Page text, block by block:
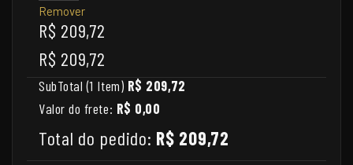
Remover
R$ 209,72
R$ 209,72
SubTotal (1 Item) R$ 209,72
Valor do frete: R$ 0,00
Total do pedido: R$ 209,72